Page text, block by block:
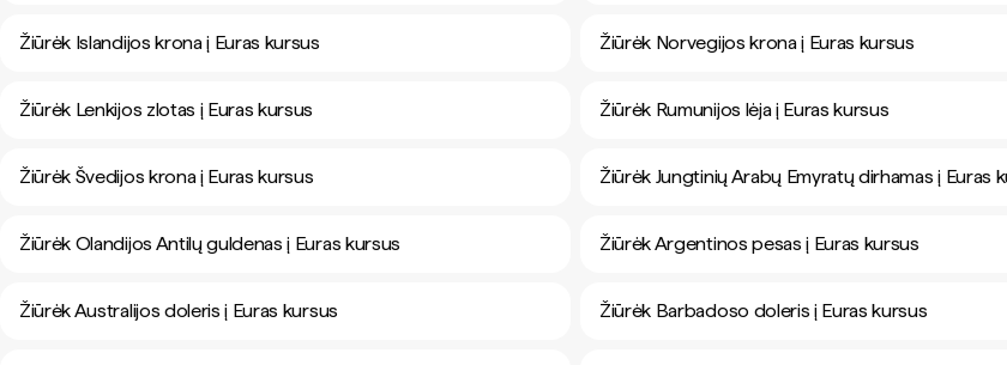
Žiūrėk Islandijos krona į Euras kursus Žiūrėk Norvegijos krona į Euras kursus
Žiūrėk Lenkijos zlotas į Euras kursus Žiūrėk Rumunijos lėja į Euras kursus
Žiūrėk Švedijos krona į Euras kursus Žiūrėk Jungtinių Arabų Emyratų dirhamas į Euras
Žiūrėk Olandijos Antilų guldenas į Euras kursus Žiūrėk Argentinos pesas į Euras kursus
Žiūrėk Australijos doleris į Euras kursus Žiūrėk Barbadoso doleris į Euras kursus